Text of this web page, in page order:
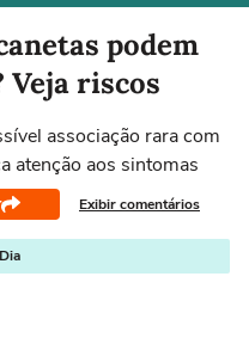
podem
riscos
associação rara com
atenção aos sintomas
Exibir comentários